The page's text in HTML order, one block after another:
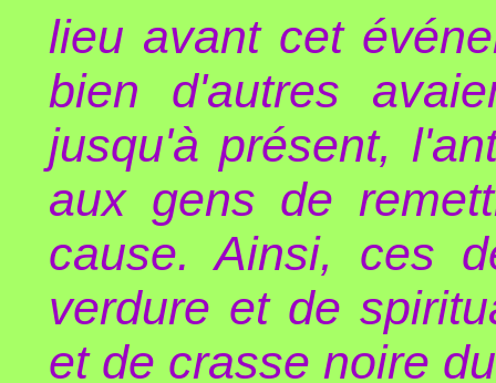
lieu avant cet
bien d'autres
jusqu'à présent,
aux gens de
cause. Ainsi, ces
verdure et de
et de crasse noire